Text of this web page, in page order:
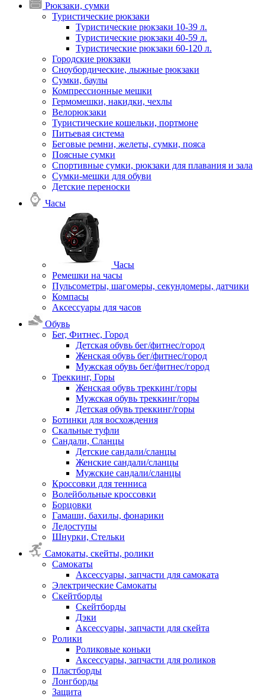
Рюкзаки, сумки
Туристические рюкзаки
Туристические рюкзаки 10-39 л.
Туристические рюкзаки 40-59 л.
Туристические рюкзаки 60-120 л.
Городские рюкзаки
Сноубордические, лыжные рюкзаки
Сумки, баулы
Компрессионные мешки
Гермомешки, накидки, чехлы
Велорюкзаки
Туристические кошельки, портмоне
Питьевая система
Беговые ремни, желеты, сумки, пояса
Поясные сумки
Спортивные сумки, рюкзаки для плавания и зала
Сумки-мешки для обуви
Детские переноски
Часы
Часы
Ремешки на часы
Пульсометры, шагомеры, секундомеры, датчики
Компасы
Аксессуары для часов
Обувь
Бег, Фитнес, Город
Детская обувь бег/фитнес/город
Женская обувь бег/фитнес/город
Мужская обувь бег/фитнес/город
Треккинг, Горы
Женская обувь треккинг/горы
Мужская обувь треккинг/горы
Детская обувь треккинг/горы
Ботинки для восхождения
Скальные туфли
Сандали, Сланцы
Детские сандали/сланцы
Женские сандали/сланцы
Мужские сандали/сланцы
Кроссовки для тенниса
Волейбольные кроссовки
Борцовки
Гамаши, бахилы, фонарики
Ледоступы
Шнурки, Стельки
Самокаты, скейты, ролики
Самокаты
Аксессуары, запчасти для самоката
Электрические Самокаты
Скейтборды
Скейтборды
Дэки
Аксессуары, запчасти для скейта
Ролики
Роликовые коньки
Аксессуары, запчасти для роликов
Пластборды
Лонгборды
Защита